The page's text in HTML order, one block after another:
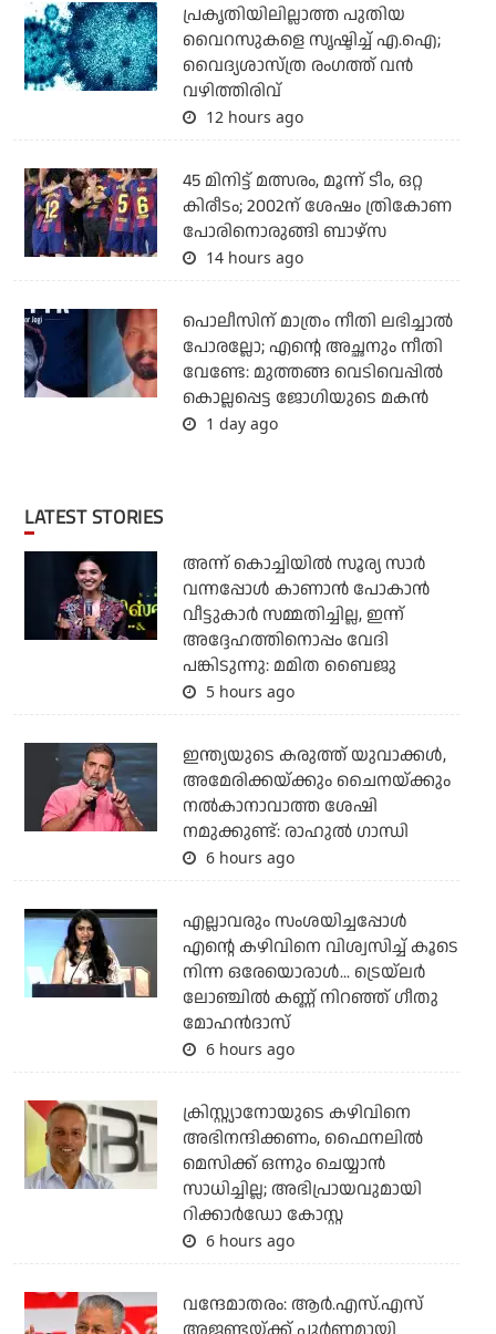
പ്രകൃതിയിലില്ലാത്ത പുതിയ
വൈറസുകളെ സൃഷ്ടിച്ച് എ.ഐ;
വൈദ്യശാസ്ത്ര രംഗത്ത് വന്‍
വഴിത്തിരിവ്
12 hours ago
45 മിനിട്ട് മത്സരം, മൂന്ന് ടീം, ഒറ്റ
കിരീടം; 2002ന് ശേഷം ത്രികോണ
പോരിനൊരുങ്ങി ബാഴ്‌സ
14 hours ago
പൊലീസിന് മാത്രം നീതി ലഭിച്ചാല്‍
പോരല്ലോ; എന്റെ അച്ഛനും നീതി
വേണ്ടേ: മുത്തങ്ങ വെടിവെപ്പില്‍
കൊല്ലപ്പെട്ട ജോഗിയുടെ മകന്‍
1 day ago
LATEST STORIES
അന്ന് കൊച്ചിയില്‍ സൂര്യ സാര്‍
വന്നപ്പോള്‍ കാണാന്‍ പോകാന്‍
വീട്ടുകാര്‍ സമ്മതിച്ചില്ല, ഇന്ന്
അദ്ദേഹത്തിനൊപ്പം വേദി
പങ്കിടുന്നു: മമിത ബൈജു
5 hours ago
ഇന്ത്യയുടെ കരുത്ത് യുവാക്കള്‍,
അമേരിക്കയ്ക്കും ചൈനയ്ക്കും
നല്‍കാനാവാത്ത ശേഷി
നമുക്കുണ്ട്: രാഹുല്‍ ഗാന്ധി
6 hours ago
എല്ലാവരും സംശയിച്ചപ്പോള്‍
എന്റെ കഴിവിനെ വിശ്വസിച്ച് കൂടെ
നിന്ന ഒരേയൊരാള്‍... ട്രെയ്‌ലര്‍
ലോഞ്ചില്‍ കണ്ണ് നിറഞ്ഞ് ഗീതു
മോഹന്‍ദാസ്
6 hours ago
ക്രിസ്റ്റ്യാനോയുടെ കഴിവിനെ
അഭിനന്ദിക്കണം, ഫൈനലില്‍
മെസിക്ക് ഒന്നും ചെയ്യാന്‍
സാധിച്ചില്ല; അഭിപ്രായവുമായി
റിക്കാര്‍ഡോ കോസ്റ്റ
6 hours ago
വന്ദേമാതരം: ആര്‍.എസ്.എസ്